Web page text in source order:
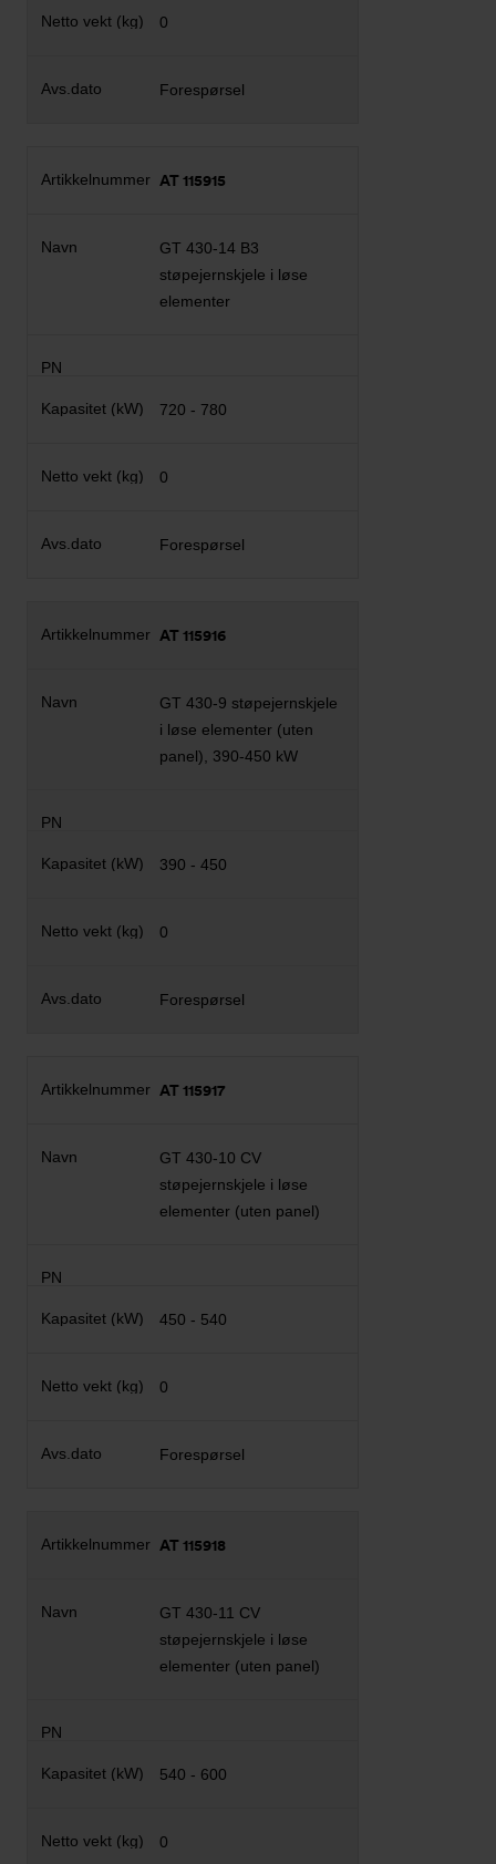
0
Forespørsel
AT 115915
GT 430-14 B3
støpejernskjele i løse
elementer
720 - 780
0
Forespørsel
AT 115916
GT 430-9 støpejernskjele
i løse elementer (uten
panel), 390-450 kW
390 - 450
0
Forespørsel
AT 115917
GT 430-10 CV
støpejernskjele i løse
elementer (uten panel)
450 - 540
0
Forespørsel
AT 115918
GT 430-11 CV
støpejernskjele i løse
elementer (uten panel)
540 - 600
0